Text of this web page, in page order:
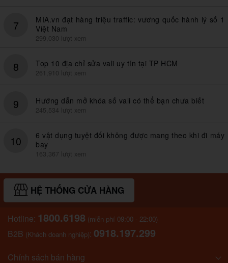
7
MIA.vn đạt hàng triệu traffic: vương quốc hành lý số 1
Việt Nam
299,030 lượt xem
8 Top 10 địa chỉ sửa vali uy tín tại TP HCM
261,910 lượt xem
9 Hướng dẫn mở khóa số vali có thể bạn chưa biết
245,534 lượt xem
10
6 vật dụng tuyệt đối không được mang theo khi đi máy
bay
163,367 lượt xem
HỆ THỐNG CỬA HÀNG
Hotline: 1800.6198 (miễn phí 09:00 - 22:00)
B2B (Khách doanh nghiệp): 0918.197.299
Chính sách bán hàng